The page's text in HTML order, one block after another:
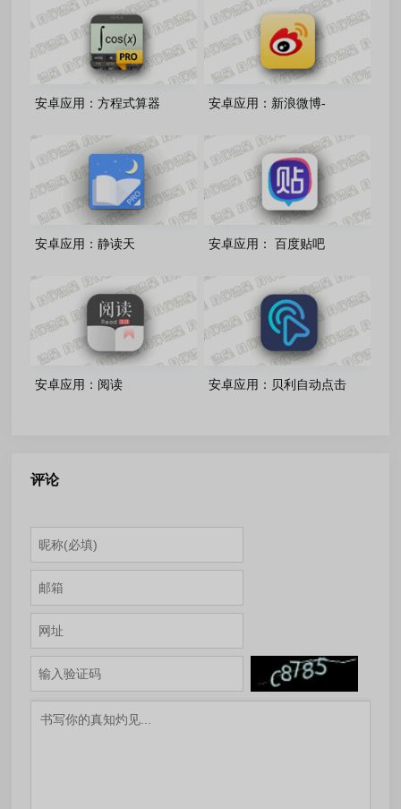
安卓应用：方程式算器
HiPER Calc Pro-12.0.1 解锁
专业版
安卓应用：新浪微博-
v16.7.2-内置微博猪手2.5.3-
349 模块
安卓应用：静读天
下-10.7(1007000) 解锁免广
告付费专业版
安卓应用： 百度贴吧
v22.7.3.0(369558272)-v3 会
员去广告版
安卓应用：阅读
安卓应用：贝利自动点击
评论